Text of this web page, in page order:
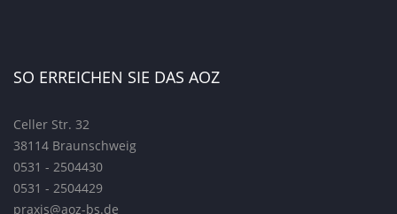
SO ERREICHEN SIE DAS AOZ
Celler Str. 32
38114 Braunschweig
0531 - 2504430
0531 - 2504429
praxis@aoz-bs.de